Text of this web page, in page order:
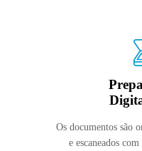
Os documentos são
e escaneados